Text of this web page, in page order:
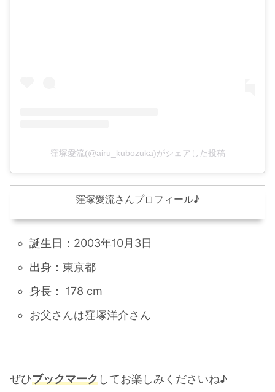
窪塚愛流(@airu_kubozuka)がシェアした投稿
窪塚愛流さんプロフィール♪
誕生日：2003年10月3日
出身：東京都
身長： 178 cm
お父さんは窪塚洋介さん
ぜひブックマークしてお楽しみくださいね♪